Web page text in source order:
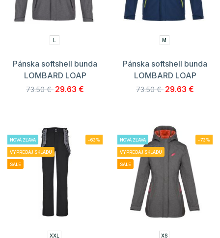
L
Pánska softshell bunda
LOMBARD LOAP
73.50 € 29.63 €
M
Pánska softshell bunda
LOMBARD LOAP
73.50 € 29.63 €
NOVÁ ZĽAVA
VÝPREDAJ SKLADU
SALE
-63%
XXL
NOVÁ ZĽAVA
VÝPREDAJ SKLADU
SALE
-73%
XS